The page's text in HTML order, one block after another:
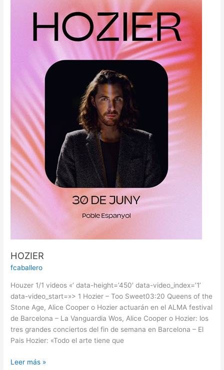
HOZIER
fcaballero
Houzer 1/1 videos «‘ data-height=’450′ data-video_index=’1’
data-video_start=»> 1 Hozier – Too Sweet03:20 Queens of the
Stone Age, Alice Cooper o Hozier actuarán en el ALMA festival
de Barcelona – La Vanguardia Wos, Alice Cooper o Hozier: los
tres grandes conciertos del fin de semana en Barcelona – El
Pais Hozier: «Todo el arte tiene que
Leer más »